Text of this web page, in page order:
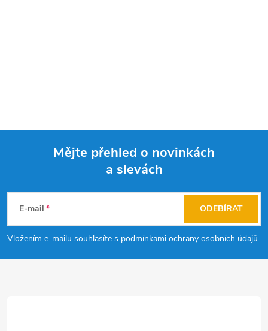
p
a
Mějte přehled o novinkách
a slevách
E-mail
Vložením e-mailu souhlasíte s podmínkami ochrany osobních údajů
ODEBÍRAT